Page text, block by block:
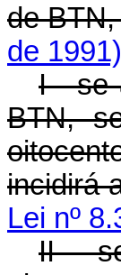
de
de 1991)
I - se
BTN,
incidirá
Lei nº
II -